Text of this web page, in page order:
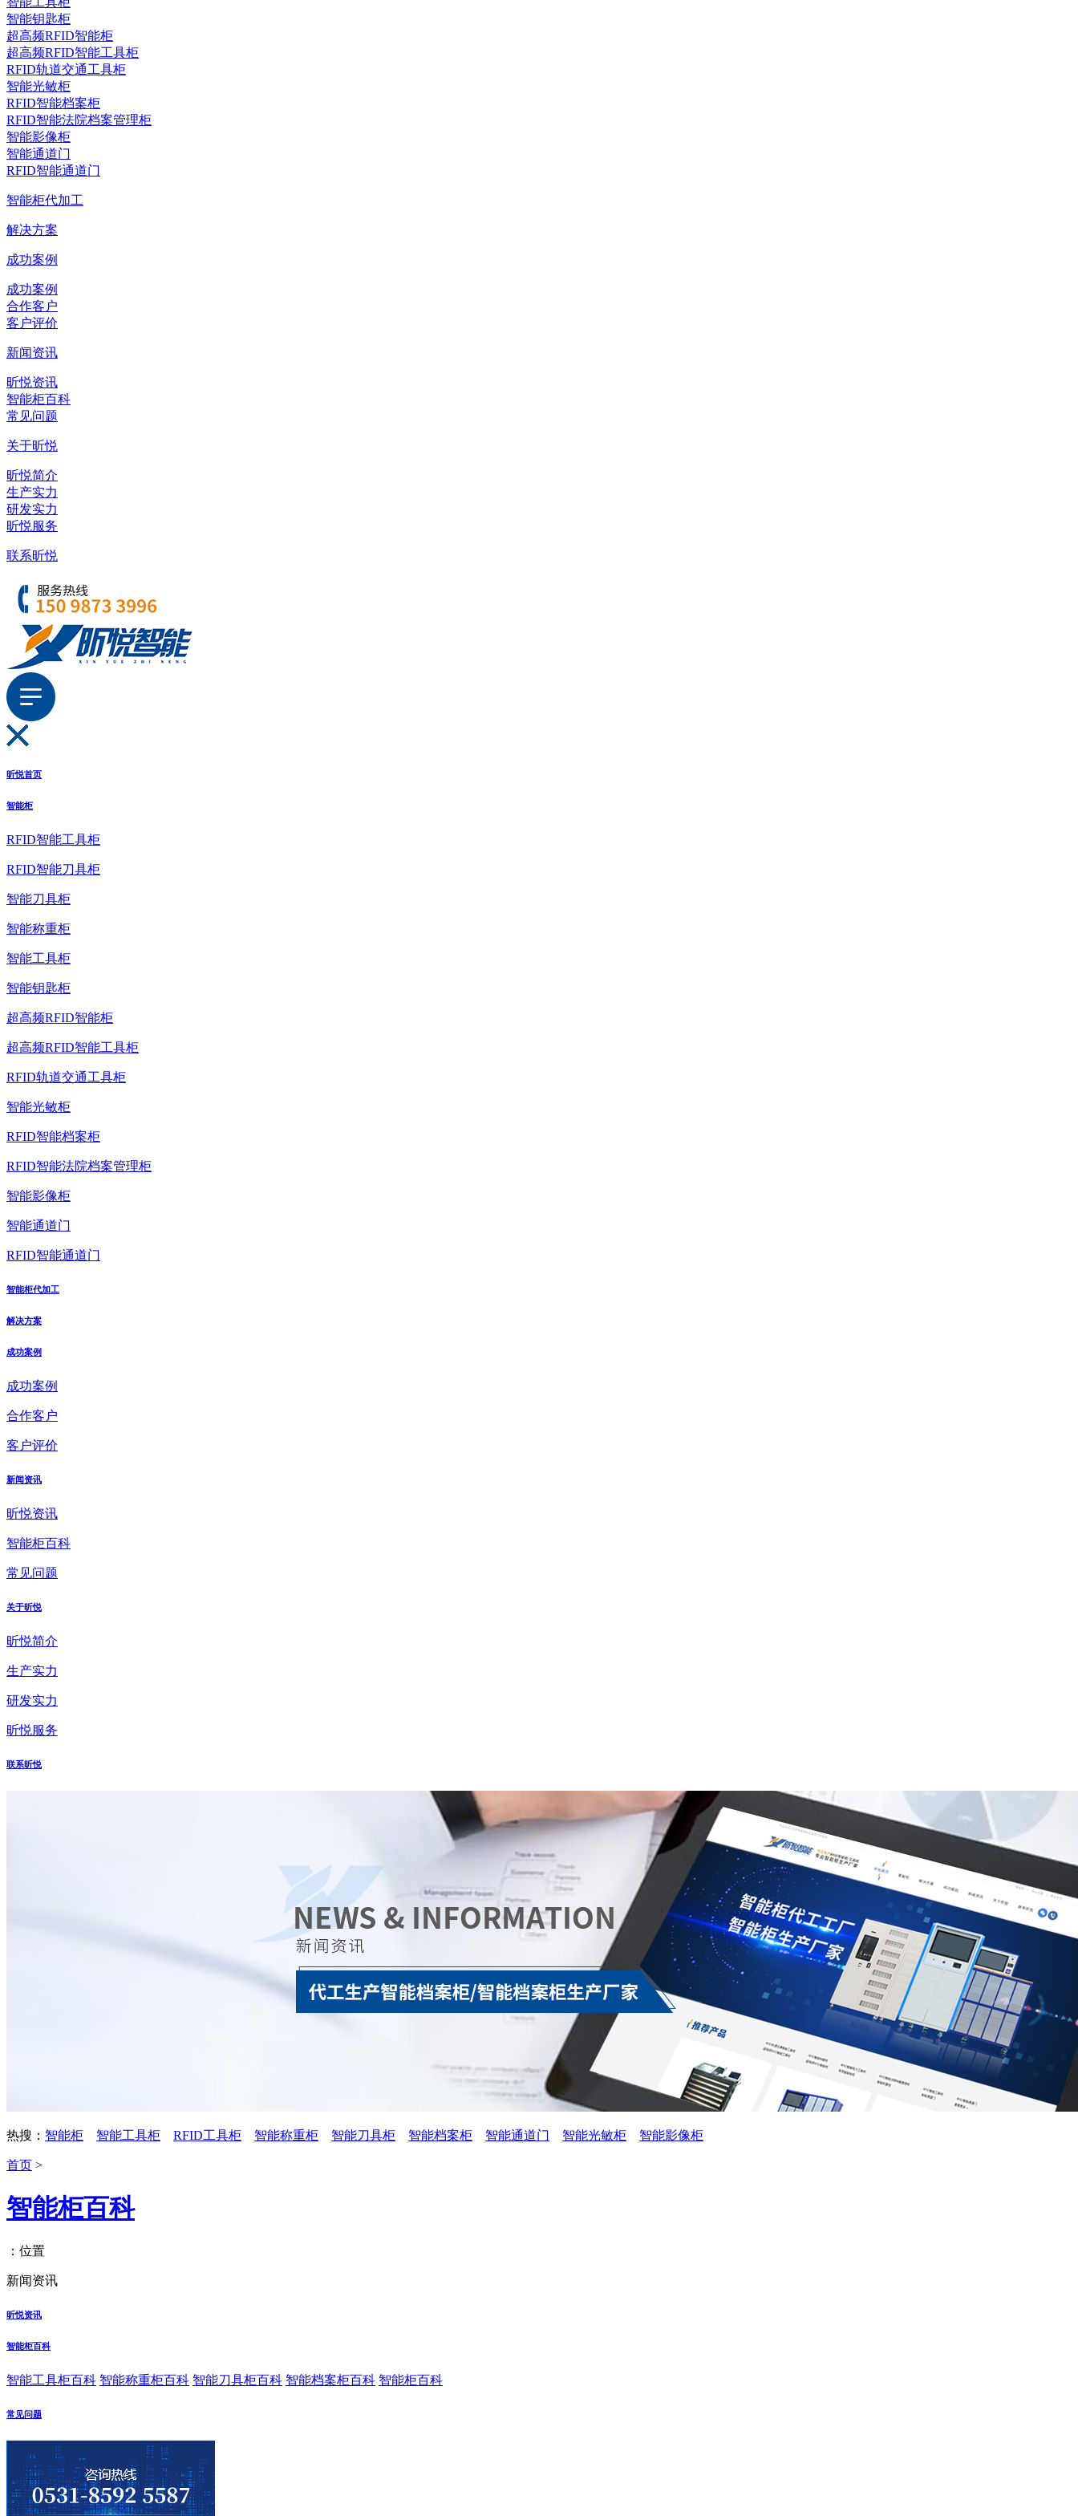
智能钥匙柜
超高频RFID智能柜
超高频RFID智能工具柜
RFID轨道交通工具柜
智能光敏柜
RFID智能档案柜
RFID智能法院档案管理柜
智能影像柜
智能通道门
RFID智能通道门
智能柜代加工
解决方案
成功案例
成功案例
合作客户
客户评价
新闻资讯
昕悦资讯
智能柜百科
常见问题
关于昕悦
昕悦简介
生产实力
研发实力
昕悦服务
联系昕悦
昕悦首页
智能柜
RFID智能工具柜
RFID智能刀具柜
智能刀具柜
智能称重柜
智能工具柜
智能钥匙柜
超高频RFID智能柜
超高频RFID智能工具柜
RFID轨道交通工具柜
智能光敏柜
RFID智能档案柜
RFID智能法院档案管理柜
智能影像柜
智能通道门
RFID智能通道门
智能柜代加工
解决方案
成功案例
成功案例
合作客户
客户评价
新闻资讯
昕悦资讯
智能柜百科
常见问题
关于昕悦
昕悦简介
生产实力
研发实力
昕悦服务
联系昕悦
热搜： 智能柜 智能工具柜 RFID工具柜 智能称重柜 智能刀具柜 智能档案柜 智能通道门 智能光敏柜 智能影像柜
首页 >
智能柜百科
：位置
新闻资讯
昕悦资讯
智能柜百科
智能工具柜百科 智能称重柜百科 智能刀具柜百科 智能档案柜百科 智能柜百科
常见问题